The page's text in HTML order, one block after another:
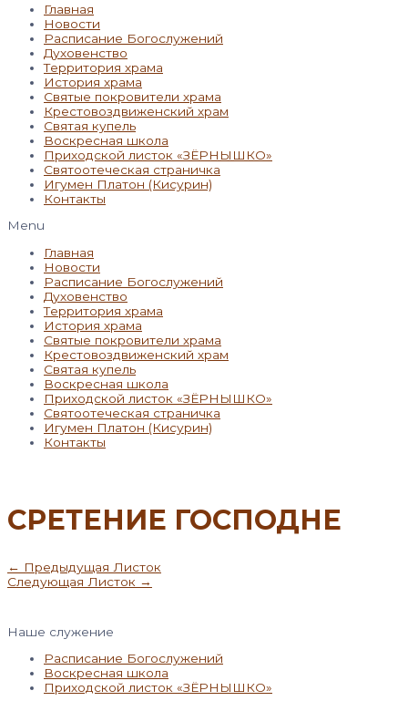
Главная
Новости
Расписание Богослужений
Духовенство
Территория храма
История храма
Святые покровители храма
Крестовоздвиженский храм
Святая купель
Воскресная школа
Приходской листок «ЗЁРНЫШКО»
Святоотеческая страничка
Игумен Платон (Кисурин)
Контакты
Menu
Главная
Новости
Расписание Богослужений
Духовенство
Территория храма
История храма
Святые покровители храма
Крестовоздвиженский храм
Святая купель
Воскресная школа
Приходской листок «ЗЁРНЫШКО»
Святоотеческая страничка
Игумен Платон (Кисурин)
Контакты
СРЕТЕНИЕ ГОСПОДНЕ
Навигация
по
← Предыдущая Листок
Следующая Листок →
Наше служение
Расписание Богослужений
Воскресная школа
Приходской листок «ЗЁРНЫШКО»